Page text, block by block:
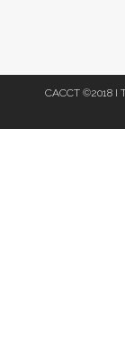
CACCT ©2018 I